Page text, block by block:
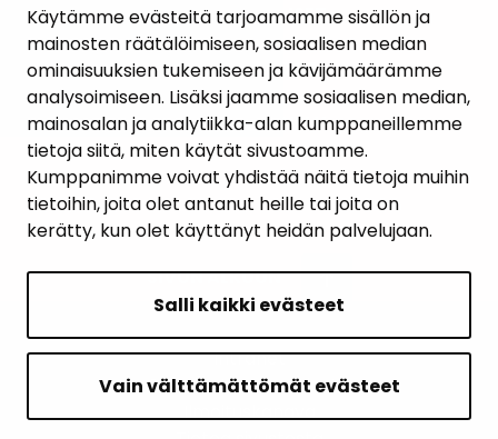
Käytämme evästeitä tarjoamamme sisällön ja
mainosten räätälöimiseen, sosiaalisen median
ominaisuuksien tukemiseen ja kävijämäärämme
analysoimiseen. Lisäksi jaamme sosiaalisen median,
mainosalan ja analytiikka-alan kumppaneillemme
tietoja siitä, miten käytät sivustoamme.
Kumppanimme voivat yhdistää näitä tietoja muihin
tietoihin, joita olet antanut heille tai joita on
kerätty, kun olet käyttänyt heidän palvelujaan.
Salli kaikki evästeet
Vain välttämättömät evästeet
AJANKOHTAISET
YHTEYSTIEDOT
KARTTAPALVELU
SIVUN ALKUUN
Intranet
Saavutettavuusseloste
Ilmoituskanava